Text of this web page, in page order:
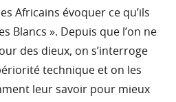
Africains évoquer ce qu’ils
Blancs ». Depuis que l’on ne
des dieux, on s’interroge
technique et on les
leur savoir pour mieux